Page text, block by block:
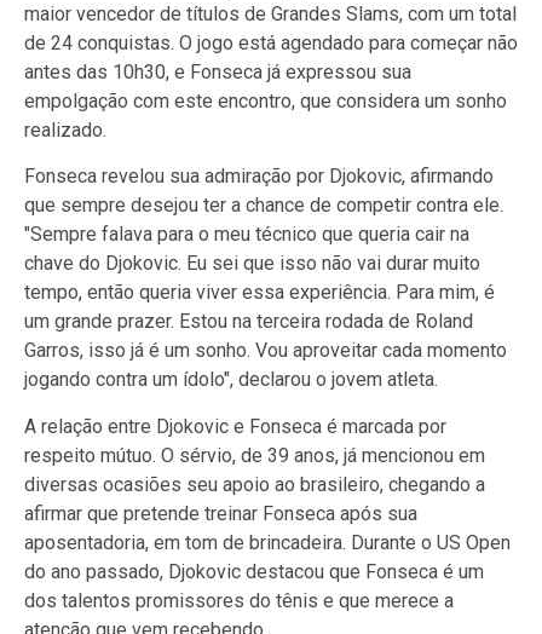
maior vencedor de títulos de Grandes Slams, com um total
de 24 conquistas. O jogo está agendado para começar não
antes das 10h30, e Fonseca já expressou sua
empolgação com este encontro, que considera um sonho
realizado.
Fonseca revelou sua admiração por Djokovic, afirmando
que sempre desejou ter a chance de competir contra ele.
"Sempre falava para o meu técnico que queria cair na
chave do Djokovic. Eu sei que isso não vai durar muito
tempo, então queria viver essa experiência. Para mim, é
um grande prazer. Estou na terceira rodada de Roland
Garros, isso já é um sonho. Vou aproveitar cada momento
jogando contra um ídolo", declarou o jovem atleta.
A relação entre Djokovic e Fonseca é marcada por
respeito mútuo. O sérvio, de 39 anos, já mencionou em
diversas ocasiões seu apoio ao brasileiro, chegando a
afirmar que pretende treinar Fonseca após sua
aposentadoria, em tom de brincadeira. Durante o US Open
do ano passado, Djokovic destacou que Fonseca é um
dos talentos promissores do tênis e que merece a
atenção que vem recebendo.